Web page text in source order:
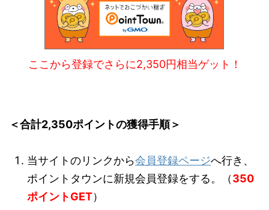
ここから登録でさらに2,350円相当ゲット！
＜合計2,350ポイントの獲得手順＞
当サイトのリンクから会員登録ページへ行き、
ポイントタウンに新規会員登録をする。（350
ポイントGET）